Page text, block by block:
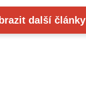
další články